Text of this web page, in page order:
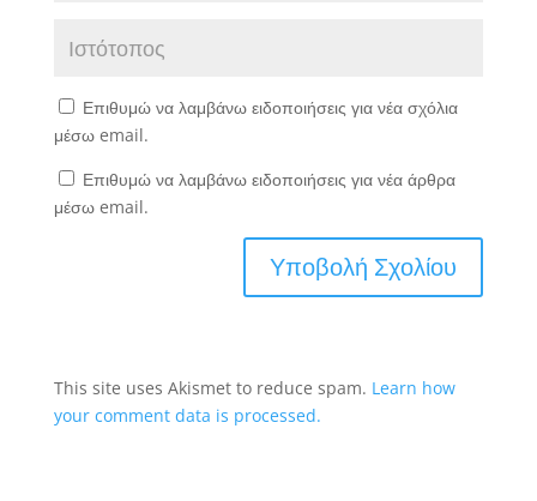
Επιθυμώ να λαμβάνω ειδοποιήσεις για νέα σχόλια
μέσω email.
Επιθυμώ να λαμβάνω ειδοποιήσεις για νέα άρθρα
μέσω email.
This site uses Akismet to reduce spam. Learn how
your comment data is processed.